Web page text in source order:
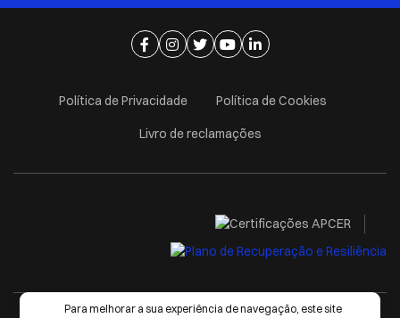
Para melhorar a sua experiência de navegação, este site
Ir para página de facebook
Ir para página de instagram
Ir para página de twitter
Ir para página de youtube
Ir para página de
Política de Privacidade Política de Cookies
Livro de reclamações